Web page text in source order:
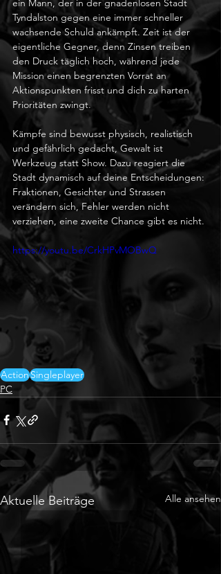
ein Mann, der in der gnadenlosen Stadt
Tyndalston gegen eine immer schneller
wachsende Schuld ankämpft. Zeit ist der
eigentliche Gegner, denn Zinsen treiben
den Druck täglich hoch, während jede
Mission einen begrenzten Vorrat an
Aktionspunkten frisst und dich zu harten
Prioritäten zwingt.
Kämpfe sind bewusst physisch, realistisch
und gefährlich gedacht, Gewalt ist
Werkzeug statt Show. Dazu reagiert die
Stadt dynamisch auf deine Entscheidungen:
Fraktionen, Gesichter und Strassen
verändern sich, Fehler werden nicht
verziehen, eine zweite Chance gibt es nicht.
https://youtu.be/CrkHPvMOBwQ
ActionSingleplayer
PC
Aktuelle Beiträge Alle ansehen